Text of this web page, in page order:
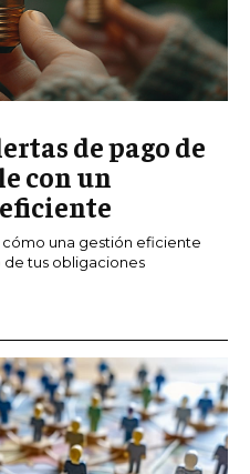
de pago de
con un
cómo una gestión eficiente
tus obligaciones